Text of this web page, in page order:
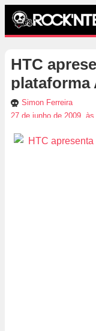
HTC
plataforma
Simon Ferreira
27 de junho de 2009,